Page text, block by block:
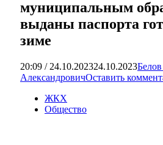
муниципальным
выданы паспорта
зиме
20:09 / 24.10.202324.10.2023
АлександровичОставить
ЖКХ
Общество